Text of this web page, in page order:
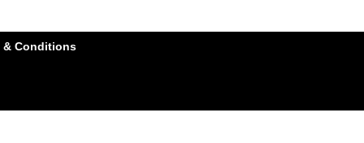
& Conditions